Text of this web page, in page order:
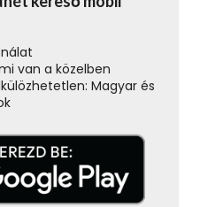
van a közelben
Magyar és